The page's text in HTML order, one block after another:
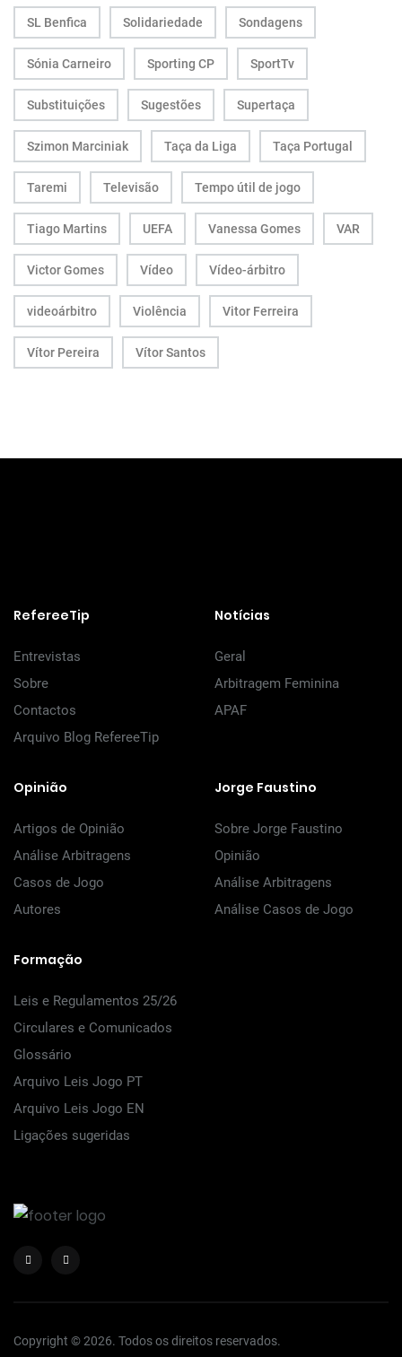
SL Benfica Solidariedade Sondagens
Sónia Carneiro Sporting CP SportTv
Substituições Sugestões Supertaça
Szimon Marciniak Taça da Liga Taça Portugal
Taremi Televisão Tempo útil de jogo
Tiago Martins UEFA Vanessa Gomes VAR
Victor Gomes Vídeo Vídeo-árbitro
videoárbitro Violência Vitor Ferreira
Vítor Pereira Vítor Santos
RefereeTip
Entrevistas
Sobre
Contactos
Arquivo Blog RefereeTip
Notícias
Geral
Arbitragem Feminina
APAF
Opinião
Artigos de Opinião
Análise Arbitragens
Casos de Jogo
Autores
Jorge Faustino
Sobre Jorge Faustino
Opinião
Análise Arbitragens
Análise Casos de Jogo
Formação
Leis e Regulamentos 25/26
Circulares e Comunicados
Glossário
Arquivo Leis Jogo PT
Arquivo Leis Jogo EN
Ligações sugeridas
Copyright © 2026. Todos os direitos reservados.